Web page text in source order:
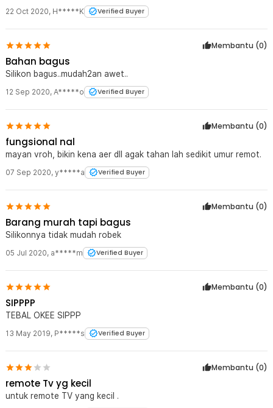
22 Oct 2020, H*****K Verified Buyer
Membantu (0)
Bahan bagus
Silikon bagus..mudah2an awet..
12 Sep 2020, A*****o Verified Buyer
Membantu (0)
fungsional nal
mayan vroh, bikin kena aer dll agak tahan lah sedikit umur remot.
07 Sep 2020, y*****a Verified Buyer
Membantu (0)
Barang murah tapi bagus
Silikonnya tidak mudah robek
05 Jul 2020, a*****m Verified Buyer
Membantu (0)
SIPPPP
TEBAL OKEE SIPPP
13 May 2019, P*****s Verified Buyer
Membantu (0)
remote Tv yg kecil
untuk remote TV yang kecil .